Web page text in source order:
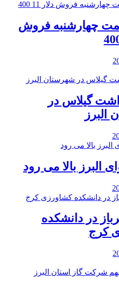
چهارشنبه فروش
گیلاس در
البرز
البرز بالا می رود
در دانشکده
کرج